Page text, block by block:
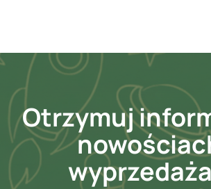
Otrzymuj